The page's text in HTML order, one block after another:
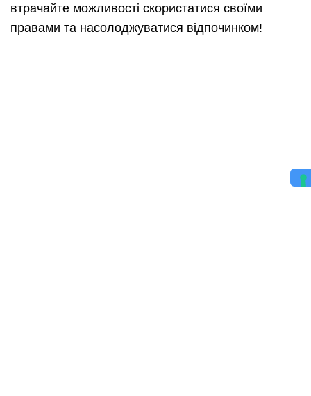
втрачайте можливості скористатися своїми
правами та насолоджуватися відпочинком!